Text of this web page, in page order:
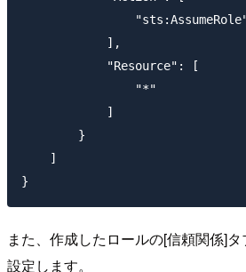
            ],
            "Resource": [
                "*"
            ]
        }
    ]
また、作成したロールの[信頼関係]
設定します。